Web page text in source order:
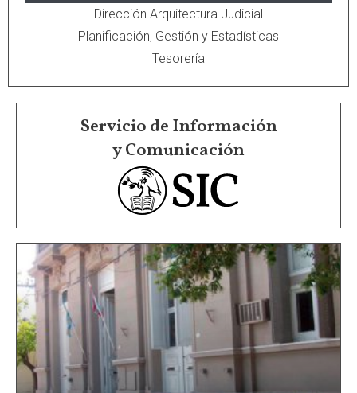
Dirección Arquitectura Judicial
Planificación, Gestión y Estadísticas
Tesorería
Servicio de Información
y Comunicación